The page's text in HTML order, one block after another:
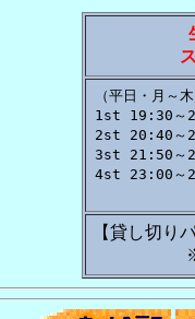
（平日・月～
1st 19:30～
2st 20:40～
3st 21:50～
4st 23:00～
【貸し切り